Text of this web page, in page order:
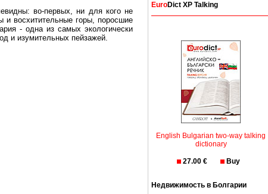
во-первых, ни для кого не
и восхитительные горы, поросшие
- одна из самых экологически
и изумительных пейзажей.
безопасная страна - в ней
EuroDict XP Talking
English Bulgarian two-way talking
dictionary
27.00 € Buy
Недвижимость в Болгарии